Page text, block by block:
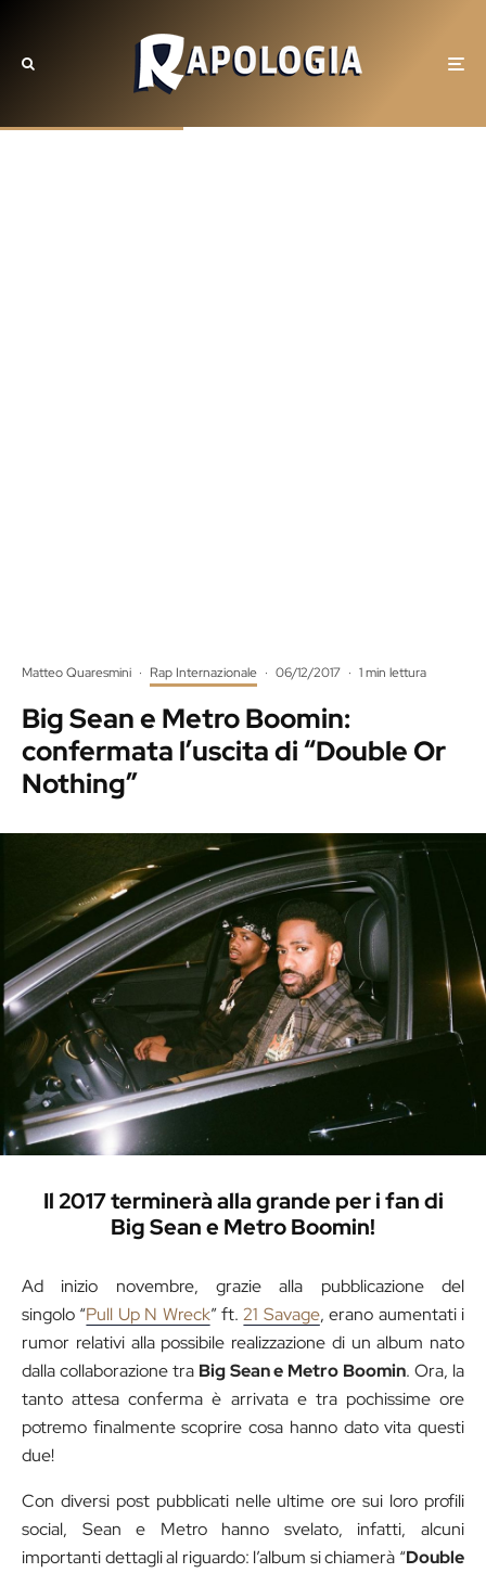
Matteo Quaresmini · Rap Internazionale · 06/12/2017 · 1 min lettura
Big Sean e Metro Boomin:
confermata l’uscita di “Double Or
Nothing”
Il 2017 terminerà alla grande per i fan di
Big Sean e Metro Boomin!
Ad inizio novembre, grazie alla pubblicazione del
singolo “Pull Up N Wreck” ft.21 Savage, erano aumentati i
rumor relativi alla possibile realizzazione di un album nato
dalla collaborazione tra Big Sean e Metro Boomin. Ora, la
tanto attesa conferma è arrivata e tra pochissime ore
potremo finalmente scoprire cosa hanno dato vita questi
due!
Con diversi post pubblicati nelle ultime ore sui loro profili
social, Sean e Metro hanno svelato, infatti, alcuni
importanti dettagli al riguardo: l’album si chiamerà “Double